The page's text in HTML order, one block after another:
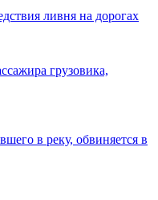
ливня на дорогах
грузовика,
в реку, обвиняется в